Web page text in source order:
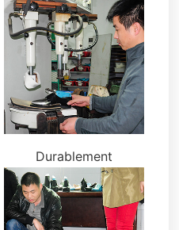
Durablement